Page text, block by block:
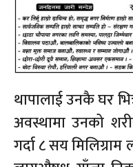
थापालाई उनकै घर
अवस्थामा उनको
गर्दा ८ सय